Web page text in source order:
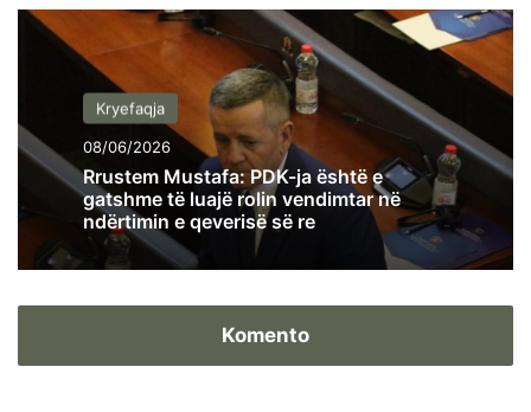
Kryefaqja
08/06/2026
Rrustem Mustafa: PDK-ja është e
gatshme të luajë rolin vendimtar në
ndërtimin e qeverisë së re
Komento